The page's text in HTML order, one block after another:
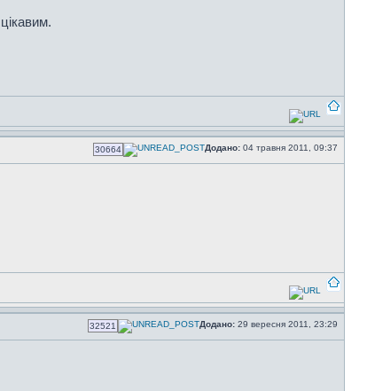
30664 Додано: 04 травня 2011, 09:37
32521 Додано: 29 вересня 2011, 23:29